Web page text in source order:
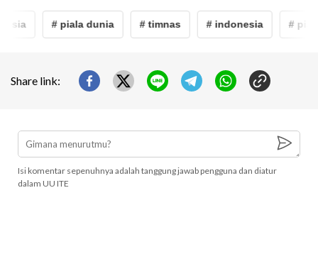
# piala dunia # timnas # indonesia #
Share link:
Isi komentar sepenuhnya adalah tanggung jawab pengguna dan diatur
dalam UU ITE